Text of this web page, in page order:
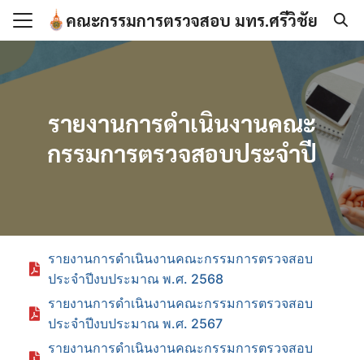
คณะกรรมการตรวจสอบ มทร.ศรีวิชัย
บคณะกรรมการตรวจ
นฝ่ายเลขานุการฯ
Search for:
รายงานการดำเนินงานคณะ
กรรมการตรวจสอบประจำปี
รายงานการดำเนินงานคณะกรรมการตรวจสอบ
ประจำปีงบประมาณ พ.ศ. 2568
รายงานการดำเนินงานคณะกรรมการตรวจสอบ
ประจำปีงบประมาณ พ.ศ. 2567
รายงานการดำเนินงานคณะกรรมการตรวจสอบ